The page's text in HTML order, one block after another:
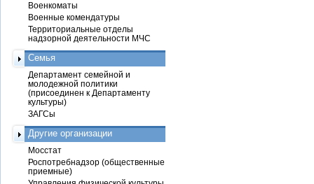
Военкоматы
Военные комендатуры
Территориальные отделы
надзорной деятельности МЧС
Семья
Департамент семейной и
молодежной политики
(присоединен к Департаменту
культуры)
ЗАГСы
Другие организации
Мосстат
Роспотребнадзор (общественные
приемные)